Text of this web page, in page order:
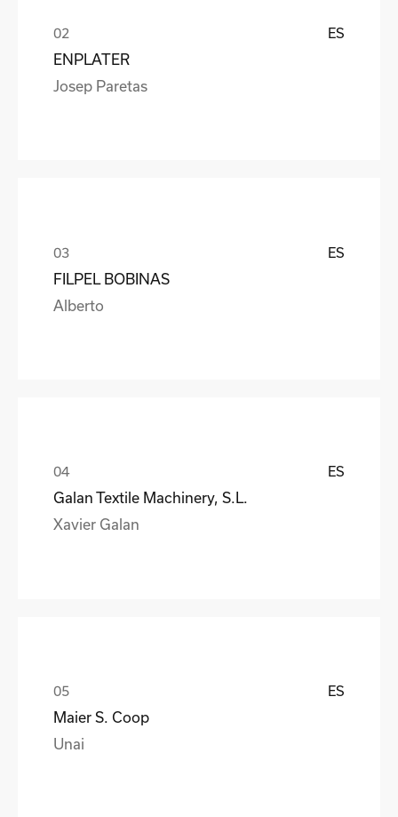
ES
ENPLATER
Josep Paretas
ES
FILPEL BOBINAS
Alberto
ES
Galan Textile Machinery, S.L.
Xavier Galan
ES
Maier S. Coop
Unai